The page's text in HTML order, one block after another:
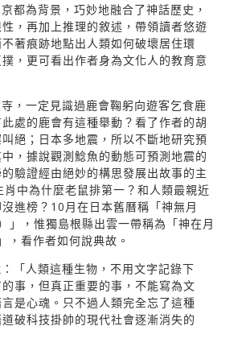
都為背景，巧妙地融合了神話歷史，
，再加上推理的敘述，帶領讀者悠遊
著痕跡地點出人類如何破壞居住環
，更可看出作者身為文化人的教育意
，一定見識過鹿會鞠躬向遊客乞食鹿
處的鹿會有這種舉動？看了作者的胡
絕；日本多地震，所以不斷地研究預
，據說觀測鯰魚的動態可預測地震的
驗證經由絕妙的構思發展出故事的主
中為什麼老鼠排第一？和人類最親近
進榜？10月在日本舊曆稱「神無月
」，惟獨島根縣出雲一帶稱為「神在月
看作者如何說典故。
「人類這種生物，不用文字記錄下
事，但真正重要的事，不能寫為文
是心魂。只不過人類完全忘了這種
破科技掛帥的現代社會逐漸消失的